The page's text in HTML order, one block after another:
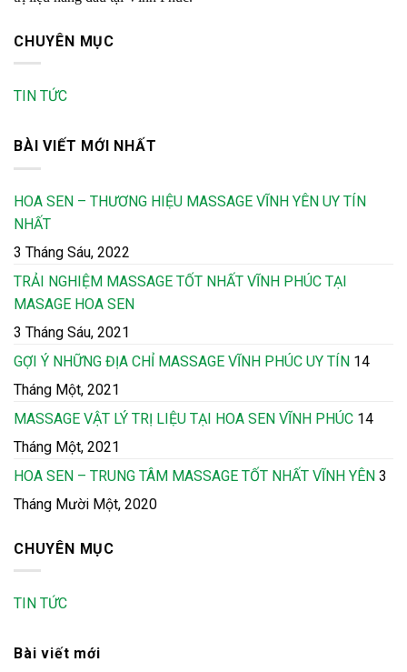
CHUYÊN MỤC
TIN TỨC
BÀI VIẾT MỚI NHẤT
HOA SEN – THƯƠNG HIỆU MASSAGE VĨNH YÊN UY TÍN
NHẤT
3 Tháng Sáu, 2022
TRẢI NGHIỆM MASSAGE TỐT NHẤT VĨNH PHÚC TẠI
MASAGE HOA SEN
3 Tháng Sáu, 2021
GỢI Ý NHỮNG ĐỊA CHỈ MASSAGE VĨNH PHÚC UY TÍN 14
Tháng Một, 2021
MASSAGE VẬT LÝ TRỊ LIỆU TẠI HOA SEN VĨNH PHÚC 14
Tháng Một, 2021
HOA SEN – TRUNG TÂM MASSAGE TỐT NHẤT VĨNH YÊN 3
Tháng Mười Một, 2020
CHUYÊN MỤC
TIN TỨC
Bài viết mới